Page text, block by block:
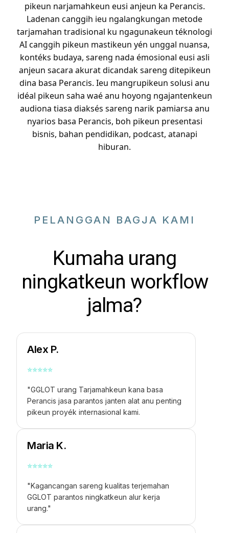
pikeun narjamahkeun eusi anjeun ka Perancis.
Ladenan canggih ieu ngalangkungan metode
tarjamahan tradisional ku ngagunakeun téknologi
AI canggih pikeun mastikeun yén unggal nuansa,
kontéks budaya, sareng nada émosional eusi asli
anjeun sacara akurat dicandak sareng ditepikeun
dina basa Perancis. Ieu mangrupikeun solusi anu
idéal pikeun saha waé anu hoyong ngajantenkeun
audiona tiasa diaksés sareng narik pamiarsa anu
nyarios basa Perancis, boh pikeun presentasi
bisnis, bahan pendidikan, podcast, atanapi
hiburan.
PELANGGAN BAGJA KAMI
Kumaha urang
ningkatkeun workflow
jalma?
Alex P.
⭐⭐⭐⭐⭐
"GGLOT urang Tarjamahkeun kana basa
Perancisjasa parantos janten alat anu penting
pikeun proyék internasional kami.
Maria K.
⭐⭐⭐⭐⭐
"Kagancangan sareng kualitas terjemahan
GGLOT parantos ningkatkeun alur kerja
urang."